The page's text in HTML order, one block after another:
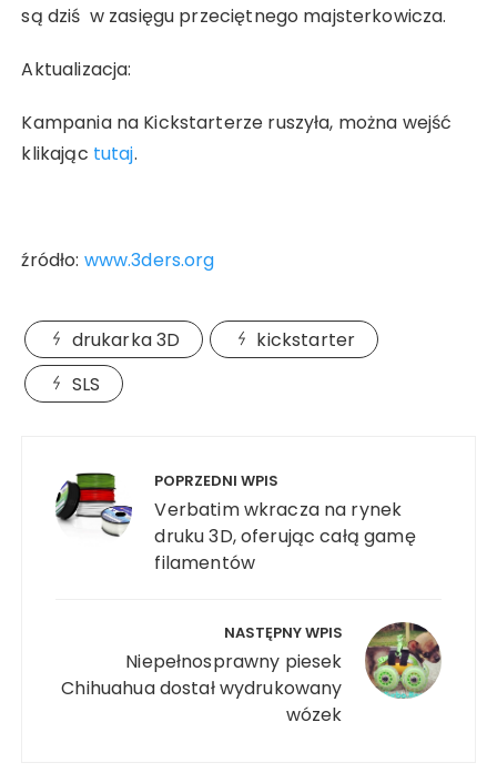
są dziś w zasięgu przeciętnego majsterkowicza.
Aktualizacja:
Kampania na Kickstarterze ruszyła, można wejść
klikając tutaj.
źródło: www.3ders.org
drukarka 3D
kickstarter
SLS
wpisu POPRZEDNI WPIS
Verbatim wkracza na rynek
druku 3D, oferując całą gamę
filamentów
NASTĘPNY WPIS
Niepełnosprawny piesek
Chihuahua dostał wydrukowany
wózek